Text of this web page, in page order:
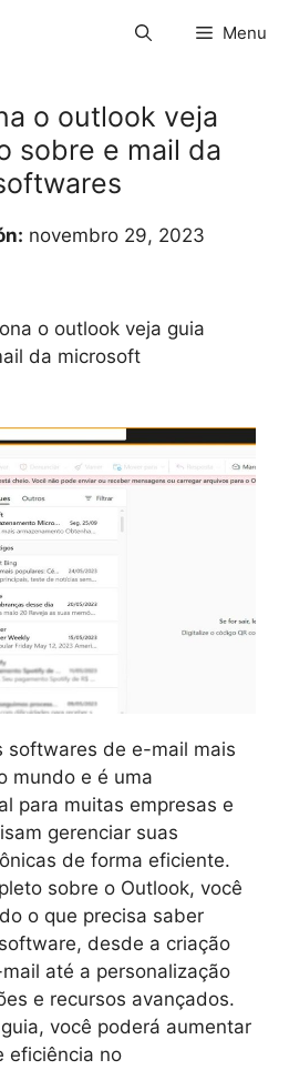
Menu
o outlook veja
sobre e mail da
novembro 29, 2023
o outlook veja guia
da microsoft
softwares de e-mail mais
mundo e é uma
para muitas empresas e
gerenciar suas
de forma eficiente.
sobre o Outlook, você
o que precisa saber
desde a criação
até a personalização
e recursos avançados.
você poderá aumentar
eficiência no